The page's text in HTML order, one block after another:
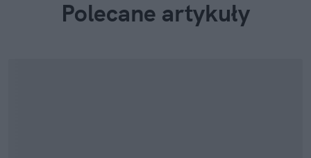
Polecane artykuły